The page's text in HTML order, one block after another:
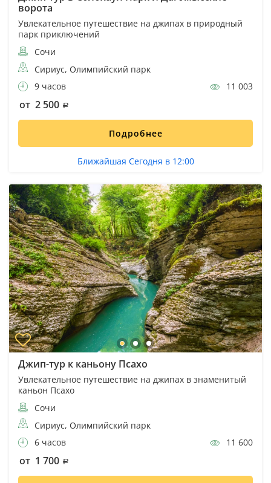
ворота
Увлекательное путешествие на джипах в природный
парк приключений
Сочи
Сириус, Олимпийский парк
9 часов
11 003
от 2 500
Подробнее
Ближайшая Сегодня в 12:00
Джип-тур к каньону Псахо
Увлекательное путешествие на джипах в знаменитый
каньон Псахо
Сочи
Сириус, Олимпийский парк
6 часов
11 600
от 1 700